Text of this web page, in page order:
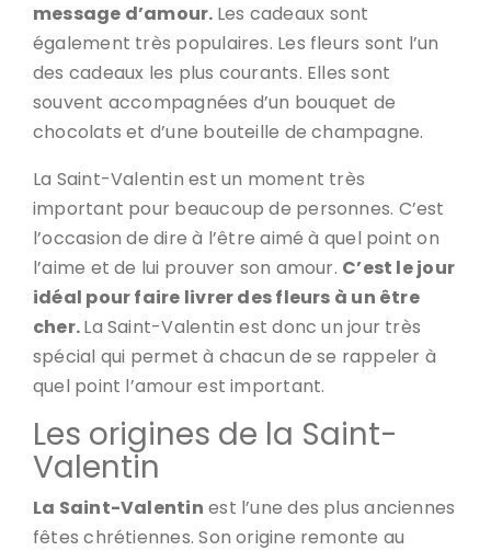
message d’amour. Les cadeaux sont
également très populaires. Les fleurs sont l’un
des cadeaux les plus courants. Elles sont
souvent accompagnées d’un bouquet de
chocolats et d’une bouteille de champagne.
La Saint-Valentin est un moment très
important pour beaucoup de personnes. C’est
l’occasion de dire à l’être aimé à quel point on
l’aime et de lui prouver son amour. C’est le jour
idéal pour faire livrer des fleurs à un être
cher.La Saint-Valentin est donc un jour très
spécial qui permet à chacun de se rappeler à
quel point l’amour est important.
Les origines de la Saint-
Valentin
La Saint-Valentin est l’une des plus anciennes
fêtes chrétiennes. Son origine remonte au